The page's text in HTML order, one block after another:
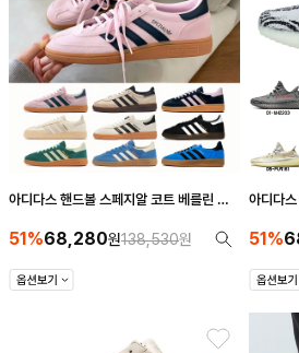
아디다스 핸드볼 스페지알 코트 베를린 버
라운
51%68,280원138,530원
아디다
51%